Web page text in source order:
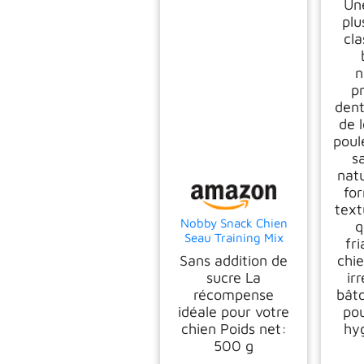
Nobby Snack Chien
Seau Training Mix
500 G Chien de 1 kg
Sans addition de
sucre La
récompense
idéale pour votre
chien Poids net:
500 g
de